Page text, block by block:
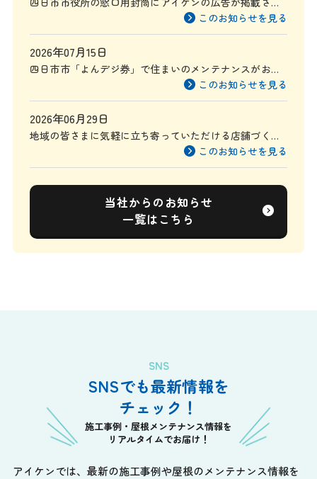
このお知らせを見る
2026年07月15日
四日市市「よんデジ券」で住まいのメンテナンスがお得
このお知らせを見る
2026年06月29日
地域の皆さまに気軽に立ち寄っていただける店舗づくり
このお知らせを見る
当社からのお知らせ
一覧はこちら
SNS
SNSでも最新情報を
チェック！
施工事例・屋根メンテナンス情報を
リアルタイムでお届け！
アイケンでは、最新の施工事例や屋根のメンテナンス情報を